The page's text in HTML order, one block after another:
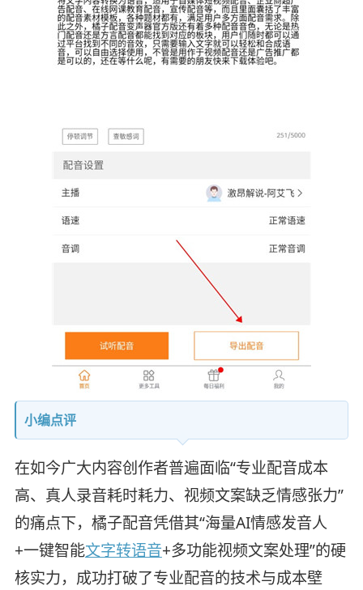
小编点评
在如今广大内容创作者普遍面临“专业配音成本
高、真人录音耗时耗力、视频文案缺乏情感张力”
的痛点下，橘子配音凭借其“海量AI情感发音人
+一键智能文字转语音+多功能视频文案处理”的硬
核实力，成功打破了专业配音的技术与成本壁